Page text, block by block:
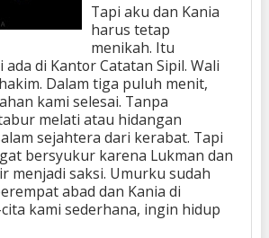
Tapi aku dan Kania
harus tetap
menikah. Itu
di Kantor Catatan Sipil. Wali
Dalam tiga puluh menit,
kami selesai. Tanpa
melati atau hidangan
sejahtera dari kerabat. Tapi
bersyukur karena Lukman dan
menjadi saksi. Umurku sudah
abad dan Kania di
kami sederhana, ingin hidup